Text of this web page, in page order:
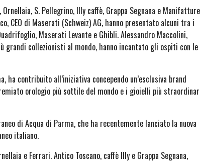
S. Pellegrino, Illy caffè, Grappa Segnana e Manifatture
CEO di Maserati (Schweiz) AG, hanno presentato alcuni tra i
Maserati Levante e Ghibli. Alessandro Maccolini,
grandi collezionisti al mondo, hanno incantato gli ospiti con le
contribuito all’iniziativa concependo un’esclusiva brand
orologio più sottile del mondo e i gioielli più
di Acqua di Parma, che ha recentemente lanciato la nuova
italiano.
e Ferrari. Antico Toscano, caffè Illy e Grappa Segnana,